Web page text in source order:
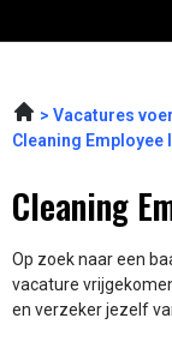
Vacatures
Cleaning Employee
Cleaning
Op zoek naar een
vacature
en verzeker jezelf